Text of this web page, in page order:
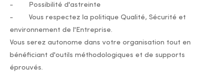
- Possibilité d'astreinte
- Vous respectez la politique Qualité, Sécurité et
environnement de l'Entreprise.
Vous serez autonome dans votre organisation tout en
bénéficiant d'outils méthodologiques et de supports
éprouvés.